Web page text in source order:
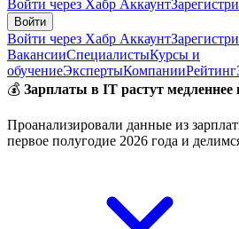
Войти через Хабр Аккаунт
Войти
Войти через Хабр Аккаунт
ВакансииСпециалистыКурсы и
обучениеЭкспертыКомпанииРейтинг
💰 Зарплаты в IT растут
Проанализировали данные из
первое полугодие 2026 года и